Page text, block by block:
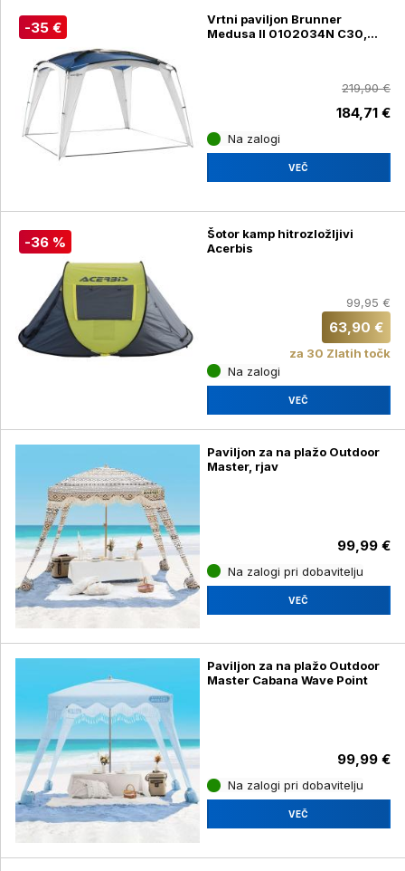
-35 €
Vrtni paviljon Brunner
Medusa II 0102034N C30,
219,90 €
184,71 €
Na zalogi
VEČ
-36 %
Šotor kamp hitrozložljivi
Acerbis
99,95 €
63,90 €
za 30 Zlatih točk
Na zalogi
VEČ
Paviljon za na plažo Outdoor
Master, rjav
99,99 €
Na zalogi pri dobavitelju
VEČ
Paviljon za na plažo Outdoor
Master Cabana Wave Point
99,99 €
Na zalogi pri dobavitelju
VEČ